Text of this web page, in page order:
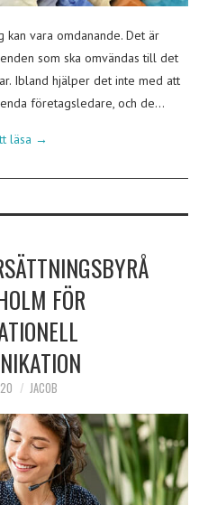
vara omdanande. Det är
som ska omvändas till det
Ibland hjälper det inte med att
företagsledare, och de…
läsa →
FÖR
JACOB